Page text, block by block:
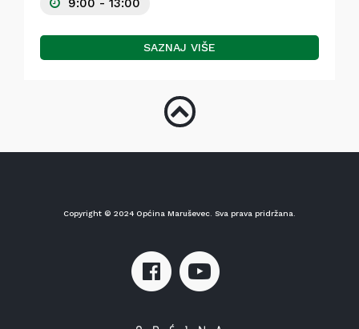
9:00 - 13:00
SAZNAJ VIŠE
Copyright © 2024 Općina Maruševec. Sva prava pridržana.